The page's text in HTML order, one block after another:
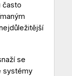
často
se
systémy